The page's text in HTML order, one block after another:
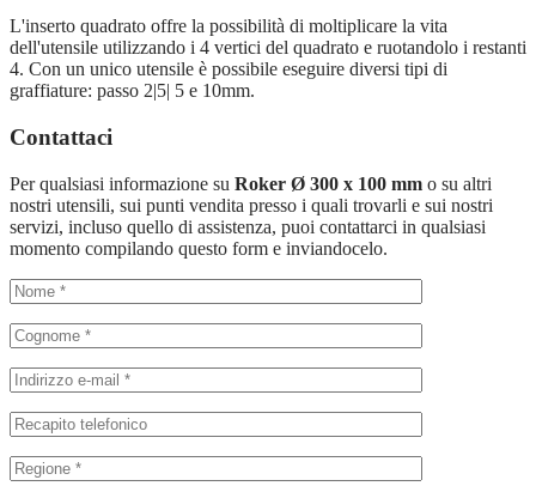
L'inserto quadrato offre la possibilità di moltiplicare la vita
dell'utensile utilizzando i 4 vertici del quadrato e ruotandolo i restanti
4. Con un unico utensile è possibile eseguire diversi tipi di
graffiature: passo 2|5| 5 e 10mm.
Contattaci
Per qualsiasi informazione su Roker Ø 300 x 100 mm o su altri
nostri utensili, sui punti vendita presso i quali trovarli e sui nostri
servizi, incluso quello di assistenza, puoi contattarci in qualsiasi
momento compilando questo form e inviandocelo.